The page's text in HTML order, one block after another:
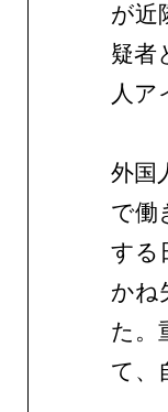
が近
疑者
人ア
外国
で働
する
かね
た。
て、